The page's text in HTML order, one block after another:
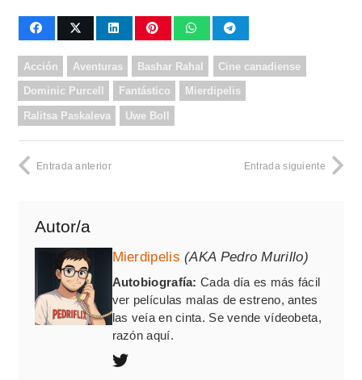
Acción Aventuras Bashar Rahal Cine canadiense
Dominic Purcell Fantástico Mierdipelis
Ralitsa Paskaleva Uwe Boll
Entrada anterior Entrada siguiente
Autor/a
Mierdipelis (AKA Pedro Murillo)
Autobiografía: Cada día es más fácil
ver películas malas de estreno, antes
las veía en cinta. Se vende vídeobeta,
razón aquí.